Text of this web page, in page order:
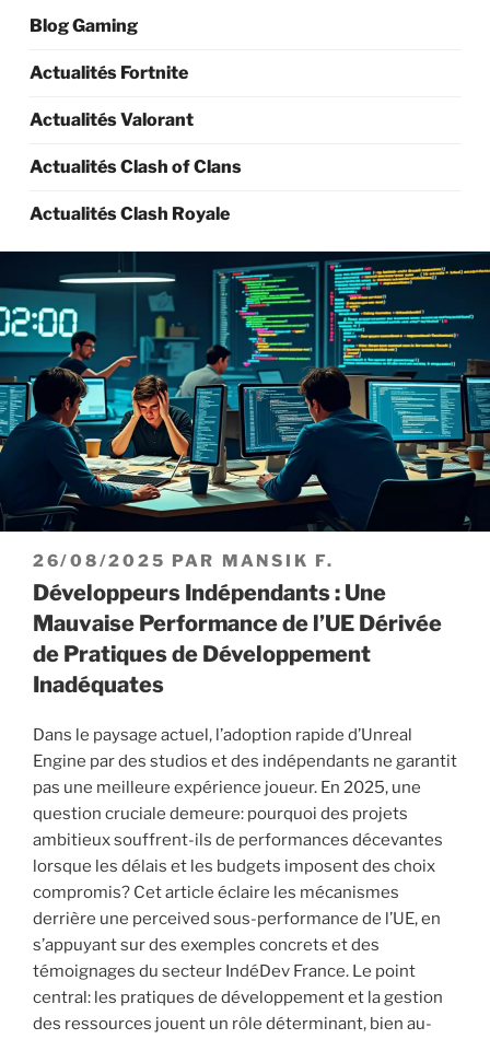
Blog Gaming
Actualités Fortnite
Actualités Valorant
Actualités Clash of Clans
Actualités Clash Royale
PUBLIÉ
LE
26/08/2025 PAR MANSIK F.
Développeurs Indépendants : Une
Mauvaise Performance de l’UE Dérivée
de Pratiques de Développement
Inadéquates
Dans le paysage actuel, l’adoption rapide d’Unreal
Engine par des studios et des indépendants ne garantit
pas une meilleure expérience joueur. En 2025, une
question cruciale demeure: pourquoi des projets
ambitieux souffrent-ils de performances décevantes
lorsque les délais et les budgets imposent des choix
compromis? Cet article éclaire les mécanismes
derrière une perceived sous-performance de l’UE, en
s’appuyant sur des exemples concrets et des
témoignages du secteur IndéDev France. Le point
central: les pratiques de développement et la gestion
des ressources jouent un rôle déterminant, bien au-